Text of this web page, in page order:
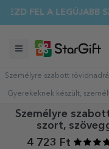
FEL A LEGÚJABB
Személyre szabott
Gyerekeknek készült,
Személyre
szort,
4 723 Ft